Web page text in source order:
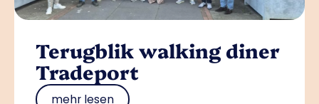
Terugblik walking diner
Tradeport
mehr lesen